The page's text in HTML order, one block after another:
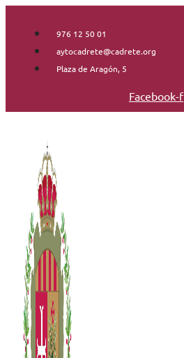
contenido
976 12 50 01
aytocadrete@cadrete.org
Plaza de Aragón, 5
Facebook-f